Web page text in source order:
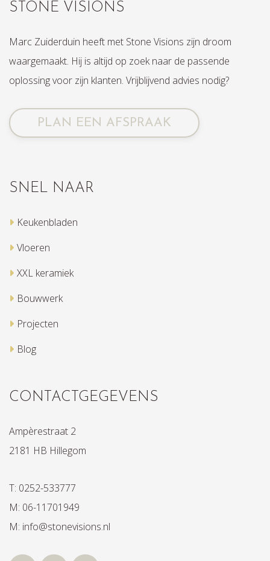
STONE VISIONS
Marc Zuiderduin heeft met Stone Visions zijn droom
waargemaakt. Hij is altijd op zoek naar de passende
oplossing voor zijn klanten. Vrijblijvend advies nodig?
PLAN EEN AFSPRAAK
SNEL NAAR
Keukenbladen
Vloeren
XXL keramiek
Bouwwerk
Projecten
Blog
CONTACTGEGEVENS
Ampèrestraat 2
2181 HB Hillegom
T: 0252-533777
M: 06-11701949
M: info@stonevisions.nl